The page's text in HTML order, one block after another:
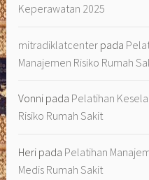
Keperawatan 2025
mitradiklatcenter pada
Manajemen Risiko Rumah
Vonni pada Pelatihan
Risiko Rumah Sakit
Heri pada Pelatihan
Medis Rumah Sakit